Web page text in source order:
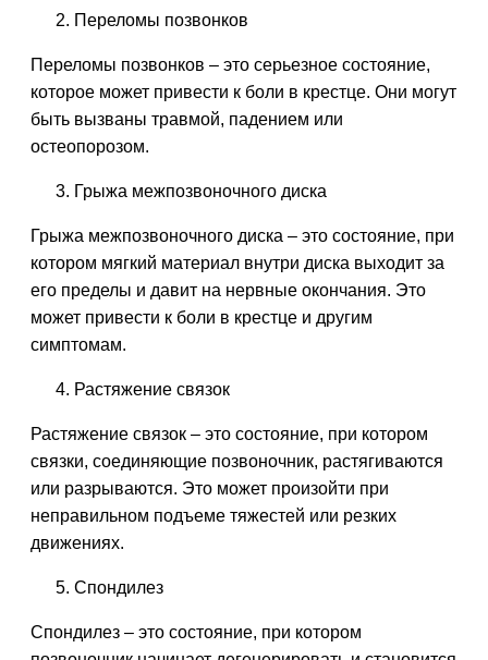
Переломы позвонков
Переломы позвонков – это серьезное состояние,
которое может привести к боли в крестце. Они могут
быть вызваны травмой, падением или
остеопорозом.
Грыжа межпозвоночного диска
Грыжа межпозвоночного диска – это состояние, при
котором мягкий материал внутри диска выходит за
его пределы и давит на нервные окончания. Это
может привести к боли в крестце и другим
симптомам.
Растяжение связок
Растяжение связок – это состояние, при котором
связки, соединяющие позвоночник, растягиваются
или разрываются. Это может произойти при
неправильном подъеме тяжестей или резких
движениях.
Спондилез
Спондилез – это состояние, при котором